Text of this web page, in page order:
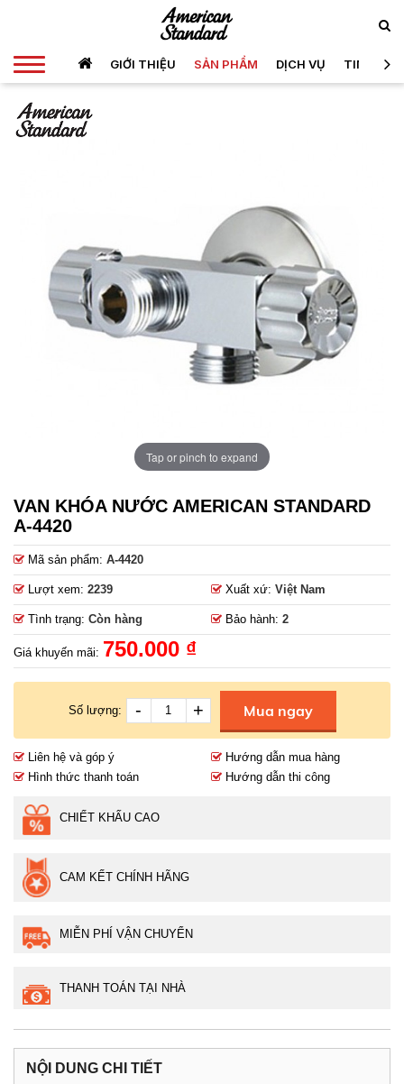
GIỚI THIỆU SẢN PHẨM DỊCH VỤ TIN TỨC
Tap or pinch to expand
VAN KHÓA NƯỚC AMERICAN STANDARD
A-4420
Mã sản phẩm: A-4420
Lượt xem: 2239 Xuất xứ: Việt Nam
Tình trạng: Còn hàng Bảo hành: 2
Giá khuyến mãi: 750.000 ₫
Số lượng: - + Mua ngay
Liên hệ và góp ý
Hướng dẫn mua hàng
Hình thức thanh toán
Hướng dẫn thi công
CHIẾT KHẤU CAO
CAM KẾT CHÍNH HÃNG
MIỄN PHÍ VẬN CHUYỂN
THANH TOÁN TẠI NHÀ
NỘI DUNG CHI TIẾT